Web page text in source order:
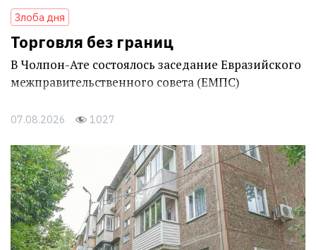
Злоба дня
Торговля без границ
В Чолпон-Ате состоялось заседание Евразийского
межправительственного совета (ЕМПС)
07.08.2026 1027